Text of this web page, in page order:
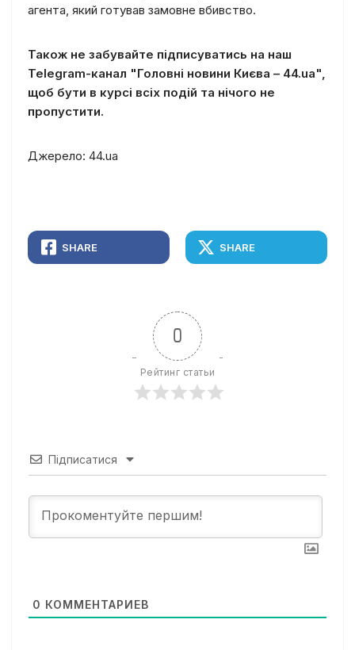
агента, який готував замовне вбивство.
Також не забувайте підписуватись на наш
Telegram-канал "Головні новини Києва – 44.ua",
щоб бути в курсі всіх подій та нічого не
пропустити.
Джерело: 44.ua
SHARE SHARE
0
Рейтинг статьи
Підписатися
0 КОММЕНТАРИЕВ